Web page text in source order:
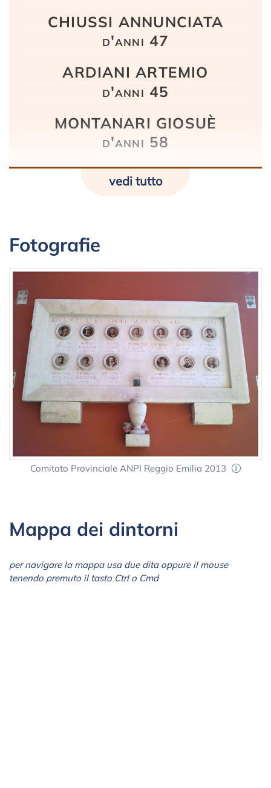
CHIUSSI ANNUNCIATA
d'anni 47
ARDIANI ARTEMIO
d'anni 45
MONTANARI GIOSUÈ
d'anni 58
vedi tutto
Fotografie
Comitato Provinciale ANPI Reggio Emilia 2013
Mappa dei dintorni
per navigare la mappa usa due dita oppure il mouse
tenendo premuto il tasto Ctrl o Cmd